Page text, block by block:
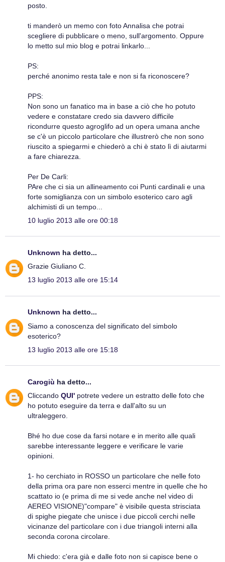
posto.
ti manderò un memo con foto Annalisa che potrai
scegliere di pubblicare o meno, sull'argomento. Oppure
lo metto sul mio blog e potrai linkarlo...
PS:
perché anonimo resta tale e non si fa riconoscere?
PPS:
Non sono un fanatico ma in base a ciò che ho potuto
vedere e constatare credo sia davvero difficile
ricondurre questo agroglifo ad un opera umana anche
se c'è un piccolo particolare che illustrerò che non sono
riuscito a spiegarmi e chiederò a chi è stato lì di aiutarmi
a fare chiarezza.
Per De Carli:
PAre che ci sia un allineamento coi Punti cardinali e una
forte somiglianza con un simbolo esoterico caro agli
alchimisti di un tempo...
10 luglio 2013 alle ore 00:18
Unknown ha detto...
Grazie Giuliano C.
13 luglio 2013 alle ore 15:14
Unknown ha detto...
Siamo a conoscenza del significato del simbolo
esoterico?
13 luglio 2013 alle ore 15:18
Carogiù ha detto...
Cliccando QUI' potrete vedere un estratto delle foto che
ho potuto eseguire da terra e dall'alto su un
ultraleggero.
Bhé ho due cose da farsi notare e in merito alle quali
sarebbe interessante leggere e verificare le varie
opinioni.
1- ho cerchiato in ROSSO un particolare che nelle foto
della prima ora pare non esserci mentre in quelle che ho
scattato io (e prima di me si vede anche nel video di
AEREO VISIONE)"compare" è visibile questa strisciata
di spighe piegate che unisce i due piccoli cerchi nelle
vicinanze del particolare con i due triangoli interni alla
seconda corona circolare.
Mi chiedo: c'era già e dalle foto non si capisce bene o